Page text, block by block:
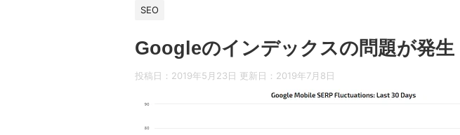
SEO
Googleのインデックスの問題が発生
投稿日：2019年5月23日 更新日： 2019年7月8日